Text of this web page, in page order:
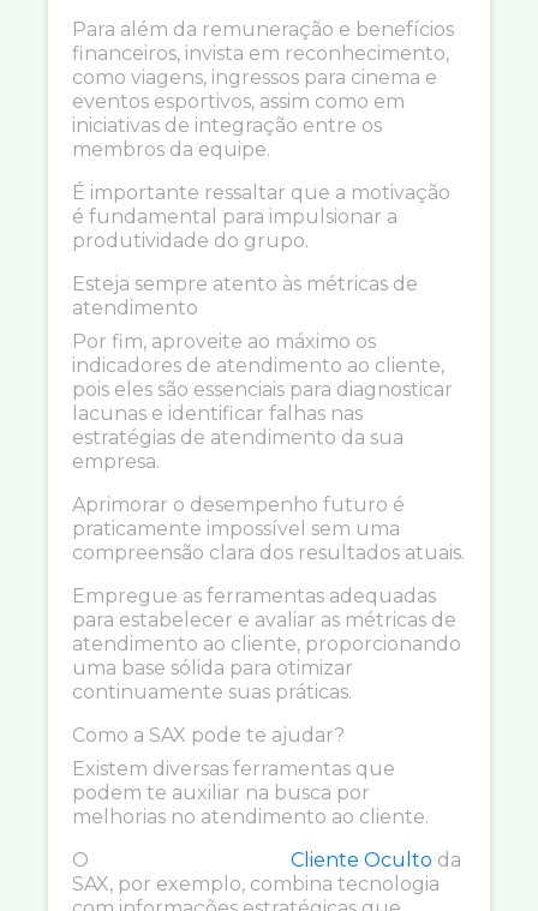
Para além da remuneração e benefícios
financeiros, invista em reconhecimento,
como viagens, ingressos para cinema e
eventos esportivos, assim como em
iniciativas de integração entre os
membros da equipe.
É importante ressaltar que a motivação
é fundamental para impulsionar a
produtividade do grupo.
Esteja sempre atento às métricas de
atendimento
Por fim, aproveite ao máximo os
indicadores de atendimento ao cliente,
pois eles são essenciais para diagnosticar
lacunas e identificar falhas nas
estratégias de atendimento da sua
empresa.
Aprimorar o desempenho futuro é
praticamente impossível sem uma
compreensão clara dos resultados atuais.
Empregue as ferramentas adequadas
para estabelecer e avaliar as métricas de
atendimento ao cliente, proporcionando
uma base sólida para otimizar
continuamente suas práticas.
Como a SAX pode te ajudar?
Existem diversas ferramentas que
podem te auxiliar na busca por
melhorias no atendimento ao cliente.
O
Cliente Oculto da
SAX, por exemplo, combina tecnologia